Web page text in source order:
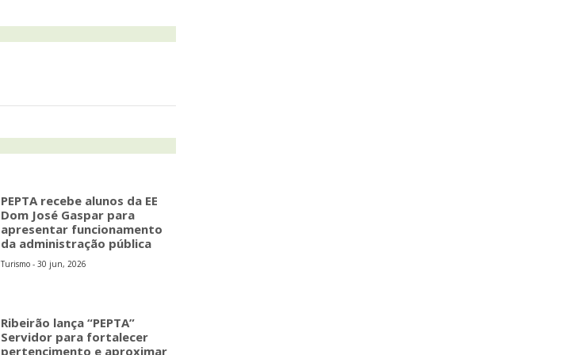
PEPTA recebe alunos da EE
Dom José Gaspar para
apresentar funcionamento
da administração pública
Turismo - 30 jun, 2026
Ribeirão lança “PEPTA”
Servidor para fortalecer
pertencimento e aproximar